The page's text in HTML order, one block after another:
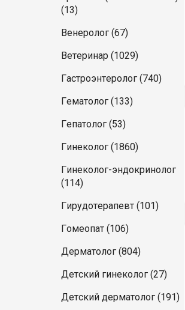
(13)
Венеролог (67)
Ветеринар (1029)
Гастроэнтеролог (740)
Гематолог (133)
Гепатолог (53)
Гинеколог (1860)
Гинеколог-эндокринолог
(114)
Гирудотерапевт (101)
Гомеопат (106)
Дерматолог (804)
Детский гинеколог (27)
Детский дерматолог (191)